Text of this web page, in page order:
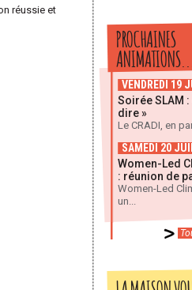
réussie et
PROCHAINES
ANIMATIONS...
VENDREDI 19
Soirée SLAM
dire »
Le CRADI, en
SAMEDI 20
Women-Led
: réunion de
Women-Led
un...